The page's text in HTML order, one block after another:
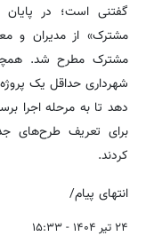
گفتنی است؛ در
مشترک» از مدیران و
مشترک مطرح شد.
شهرداری حداقل یک
دهد تا به مرحله اجرا
برای تعریف طرح‌های
کردند.
انتهای پیام/
۲۴ تیر ۱۴۰۴ - ۱۵:۳۳